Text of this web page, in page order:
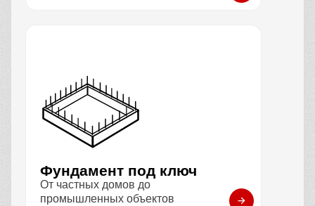
Фундамент под ключ
От частных домов до
промышленных объектов